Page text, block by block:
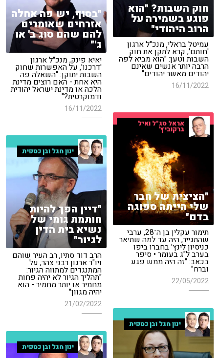
חוק השבות? "הוא
פוגע בשמירה על
הרוב היהודי"
עמיטל בראלי, מנכ"ל ארגון
'חותם', קרא לתקן את חוק
השבות וטען: "הוא מביא לפה
הרבה יותר אנשים שאינם
יהודים מאשר יהודים"
16/11/2022
"בסוף, יש פה אחלה
אזרחים שאומרים
להם שהם סוג ב' או
ג'"
יאיא פינק, מנכ"ל ארגון
'דרכנו', על האפשרות שחוק
השבות יתוקן: "השאלה פה
היא אחת - האם רוצים מדינת
הלכה או מדינת ישראל יהודית
ודמוקרטית?"
16/11/2022
אראל סג"ל ואיל
ברקוביץ'
"הציצית של חבר
שלי הייתה ספוגה
בדם"
תימור עקלין בן ה־28, ערבי
שהתגייר, היה עד למה שתיאר
כניסיון לינץ' בחברו ביפו
בערב ל"ג בעומר • סיפר
בכאב: "זה היה ממש פגע
וברח"
22/05/2022
ינון מגל ובן כספית
"דיין הפך להיות
חותמת גומי של
נשיא בית הדין
לגיור"
הרב דוד סתיו, רב העיר שוהם
ויו"ר ארגון רבני צהר, על
המתנגדים למתווה הגיור:
"תהליך הגיור לא יהיה פחות
מחמיר או יותר מחמיר - הוא
יהיה מגוון"
21/02/2022
ינון מגל ובן כספית
ינון מגל ובן כספית